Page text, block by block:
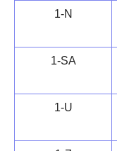
1-N
1-SA
1-U